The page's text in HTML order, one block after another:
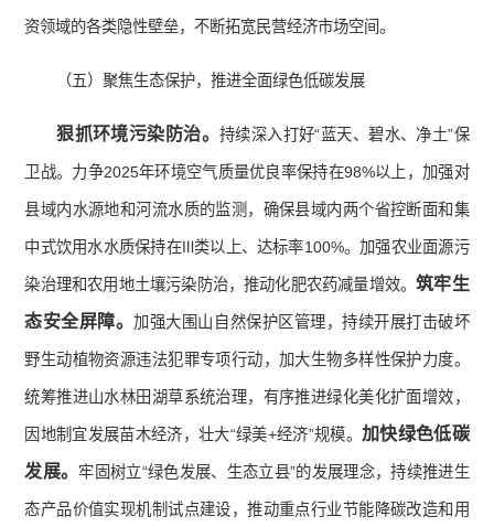
资领域的各类隐性壁垒，不断拓宽民营经济市场空间。
（五）聚焦生态保护，推进全面绿色低碳发展
狠抓环境污染防治。 持续深入打好“蓝天、碧水、净土”保
卫战。力争2025年环境空气质量优良率保持在98%以上，加强对
县域内水源地和河流水质的监测，确保县域内两个省控断面和集
中式饮用水水质保持在Ⅲ类以上、达标率100%。加强农业面源污
染治理和农用地土壤污染防治，推动化肥农药减量增效。筑牢生
态安全屏障。加强大围山自然保护区管理，持续开展打击破坏
野生动植物资源违法犯罪专项行动，加大生物多样性保护力度。
统筹推进山水林田湖草系统治理，有序推进绿化美化扩面增效，
因地制宜发展苗木经济，壮大“绿美+经济”规模。 加快绿色低碳
发展。牢固树立“绿色发展、生态立县”的发展理念，持续推进生
态产品价值实现机制试点建设，推动重点行业节能降碳改造和用